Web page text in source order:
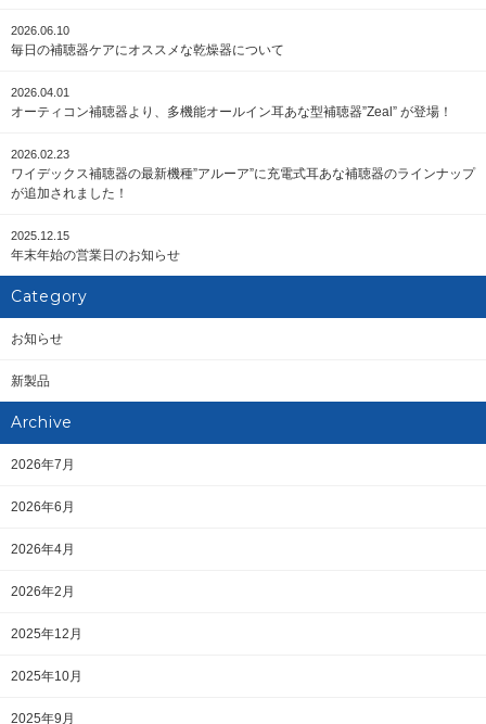
2026.06.10
毎日の補聴器ケアにオススメな乾燥器について
2026.04.01
オーティコン補聴器より、多機能オールイン耳あな型補聴器”Zeal” が登場！
2026.02.23
ワイデックス補聴器の最新機種”アルーア”に充電式耳あな補聴器のラインナップ
が追加されました！
2025.12.15
年末年始の営業日のお知らせ
Category
お知らせ
新製品
Archive
2026年7月
2026年6月
2026年4月
2026年2月
2025年12月
2025年10月
2025年9月